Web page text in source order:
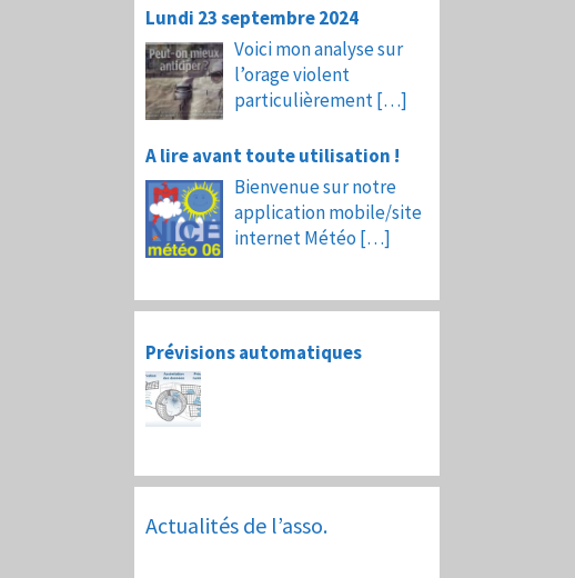
Lundi 23 septembre 2024
Voici mon analyse sur
l’orage violent
particulièrement[…]
A lire avant toute utilisation !
Bienvenue sur notre
application mobile/site
internet Météo […]
Prévisions automatiques
Actualités de l’asso.